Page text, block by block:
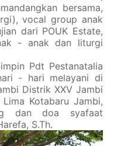
bersama,
vocal group anak
dari POUK Estate,
- anak dan liturgi
Pdt Pestanatalia
- hari melayani di
Distrik XXV Jambi
Kotabaru Jambi,
dan doa syafaat
S.Th.